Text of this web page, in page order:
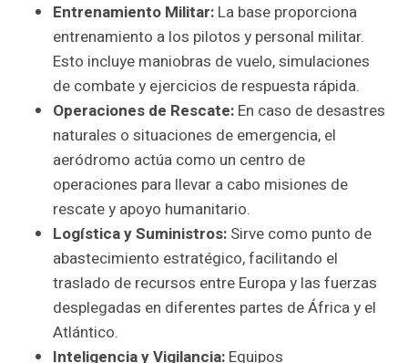
Entrenamiento Militar: La base proporciona
entrenamiento a los pilotos y personal militar.
Esto incluye maniobras de vuelo, simulaciones
de combate y ejercicios de respuesta rápida.
Operaciones de Rescate: En caso de desastres
naturales o situaciones de emergencia, el
aeródromo actúa como un centro de
operaciones para llevar a cabo misiones de
rescate y apoyo humanitario.
Logística y Suministros: Sirve como punto de
abastecimiento estratégico, facilitando el
traslado de recursos entre Europa y las fuerzas
desplegadas en diferentes partes de África y el
Atlántico.
Inteligencia y Vigilancia: Equipos